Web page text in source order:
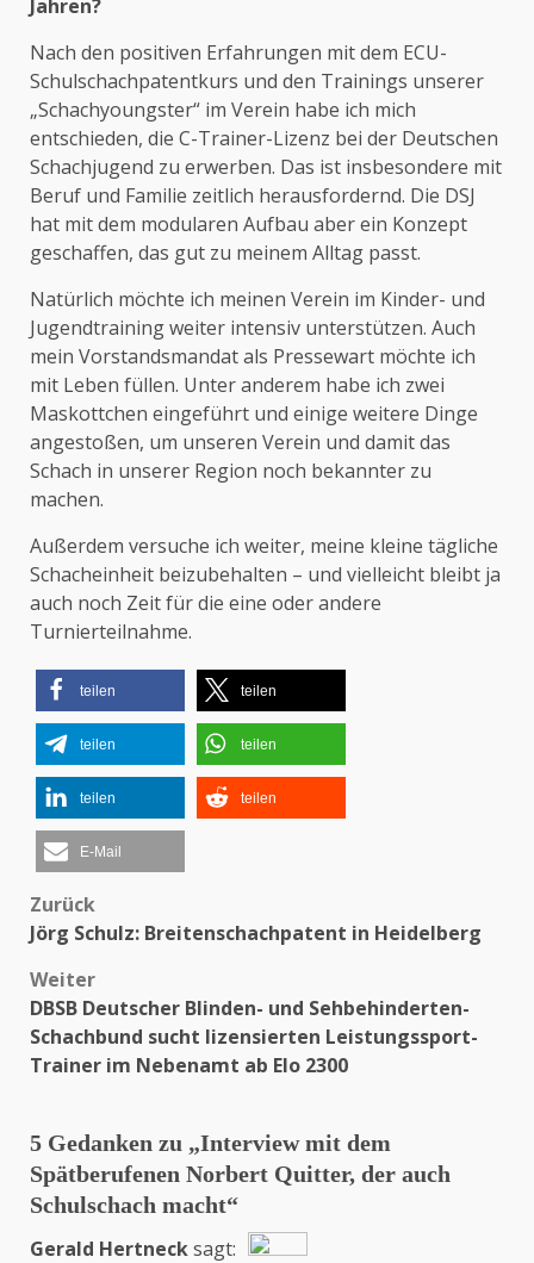
Jahren?
Nach den positiven Erfahrungen mit dem ECU-
Schulschachpatentkurs und den Trainings unserer
„Schachyoungster“ im Verein habe ich mich
entschieden, die C-Trainer-Lizenz bei der Deutschen
Schachjugend zu erwerben. Das ist insbesondere mit
Beruf und Familie zeitlich herausfordernd. Die DSJ
hat mit dem modularen Aufbau aber ein Konzept
geschaffen, das gut zu meinem Alltag passt.
Natürlich möchte ich meinen Verein im Kinder- und
Jugendtraining weiter intensiv unterstützen. Auch
mein Vorstandsmandat als Pressewart möchte ich
mit Leben füllen. Unter anderem habe ich zwei
Maskottchen eingeführt und einige weitere Dinge
angestoßen, um unseren Verein und damit das
Schach in unserer Region noch bekannter zu
machen.
Außerdem versuche ich weiter, meine kleine tägliche
Schacheinheit beizubehalten – und vielleicht bleibt ja
auch noch Zeit für die eine oder andere
Turnierteilnahme.
teilen teilen
teilen teilen
teilen teilen
E-Mail
Beitragsnavigation
Zurück
Jörg Schulz: Breitenschachpatent in Heidelberg
Weiter
DBSB Deutscher Blinden- und Sehbehinderten-
Schachbund sucht lizensierten Leistungssport-
Trainer im Nebenamt ab Elo 2300
5 Gedanken zu „Interview mit dem
Spätberufenen Norbert Quitter, der auch
Schulschach macht“
Gerald Hertnecksagt: